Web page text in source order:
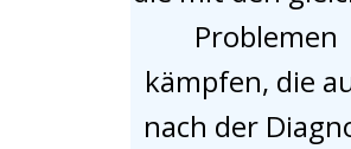
Problemen
kämpfen, die
nach der